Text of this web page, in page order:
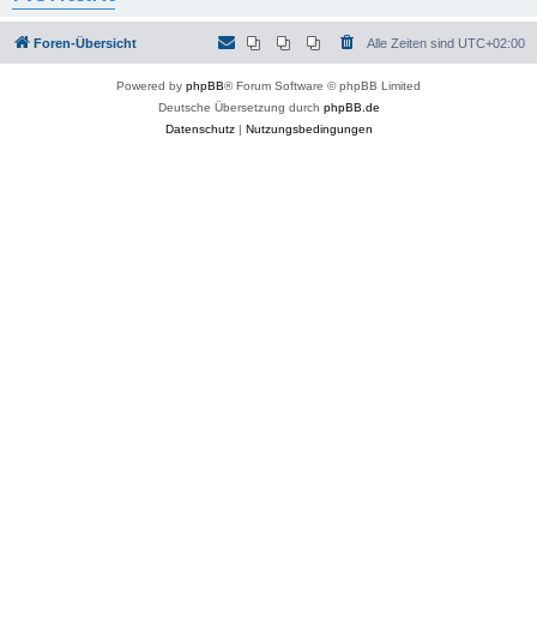
Foren-Übersicht Alle Zeiten sind UTC+02:00
Powered by phpBB® Forum Software © phpBB Limited
Deutsche Übersetzung durch phpBB.de
Datenschutz| Nutzungsbedingungen